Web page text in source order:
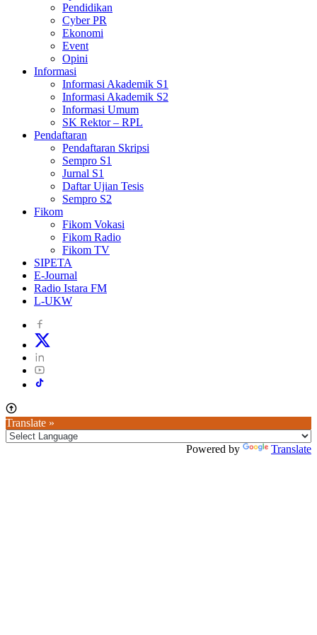
Pendidikan
Cyber PR
Ekonomi
Event
Opini
Informasi
Informasi Akademik S1
Informasi Akademik S2
Informasi Umum
SK Rektor – RPL
Pendaftaran
Pendaftaran Skripsi
Sempro S1
Jurnal S1
Daftar Ujian Tesis
Sempro S2
Fikom
Fikom Vokasi
Fikom Radio
Fikom TV
SIPETA
E-Journal
Radio Istara FM
L-UKW
Translate »
Powered by Translate